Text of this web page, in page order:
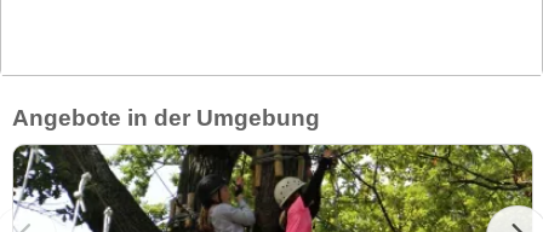
Angebote in der Umgebung